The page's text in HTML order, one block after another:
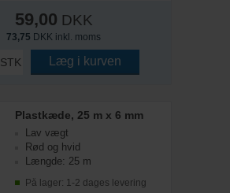
59,00 DKK
73,75 DKK inkl. moms
STK Læg i kurven
Plastkæde, 25 m x 6 mm
Lav vægt
Rød og hvid
Længde: 25 m
På lager: 1-2 dages levering